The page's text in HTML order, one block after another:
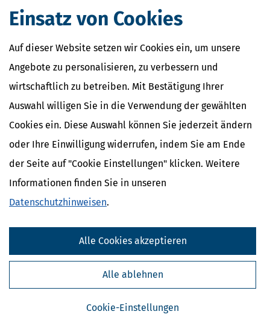
Einsatz von Cookies
Auf dieser Website setzen wir Cookies ein, um unsere
Angebote zu personalisieren, zu verbessern und
wirtschaftlich zu betreiben. Mit Bestätigung Ihrer
Auswahl willigen Sie in die Verwendung der gewählten
Cookies ein. Diese Auswahl können Sie jederzeit ändern
oder Ihre Einwilligung widerrufen, indem Sie am Ende
der Seite auf "Cookie Einstellungen" klicken. Weitere
Informationen finden Sie in unseren
Datenschutzhinweisen.
Cookie-Einstellungen
Alle ablehnen
Alle Cookies akzeptieren
13.07.2026, 09:28 Uhr
Immer mehr Eltern, Großeltern und Paten
entdecken das Junior-Depot als Möglichkeit, frühzeitig für die
finanzielle Zukunft eines Kindes vorzusorgen. Doch was steckt
wirklich dahinter? Wer darf ein solches Depot eröffnen, welche
steuerlichen Vorteile gibt
mehr